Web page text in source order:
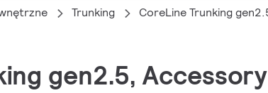
Trunking CoreLine Trunking
gen2.5, Accessory